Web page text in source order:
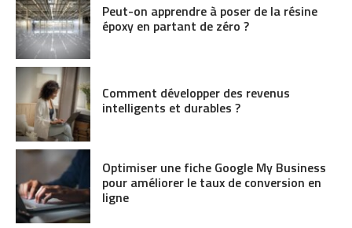
Peut-on apprendre à poser de la résine
époxy en partant de zéro ?
Comment développer des revenus
intelligents et durables ?
Optimiser une fiche Google My Business
pour améliorer le taux de conversion en
ligne